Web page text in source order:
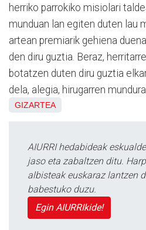
herriko parrokiko misiolari
munduan lan egiten duten lau
artean premiarik gehiena
den diru guztia. Beraz,
botatzen duten diru guztia
dela, alegia, hirugarren
GIZARTEA
AIURRI hedabideak
jaso eta zabaltzen ditu.
albisteak euskaraz lantzen
babestuko duzu.
Egin AIURRIkide!